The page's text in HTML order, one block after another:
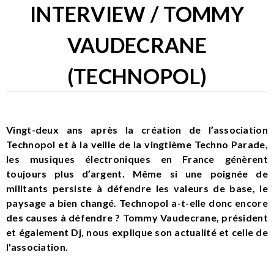
INTERVIEW / TOMMY
VAUDECRANE
(TECHNOPOL)
Vingt-deux ans après la création de l’association
Technopol et à la veille de la vingtième Techno Parade,
les musiques électroniques en France génèrent
toujours plus d’argent. Même si une poignée de
militants persiste à défendre les valeurs de base, le
paysage a bien changé. Technopol a-t-elle donc encore
des causes à défendre ? Tommy Vaudecrane, président
et également Dj, nous explique son actualité et celle de
l'association.